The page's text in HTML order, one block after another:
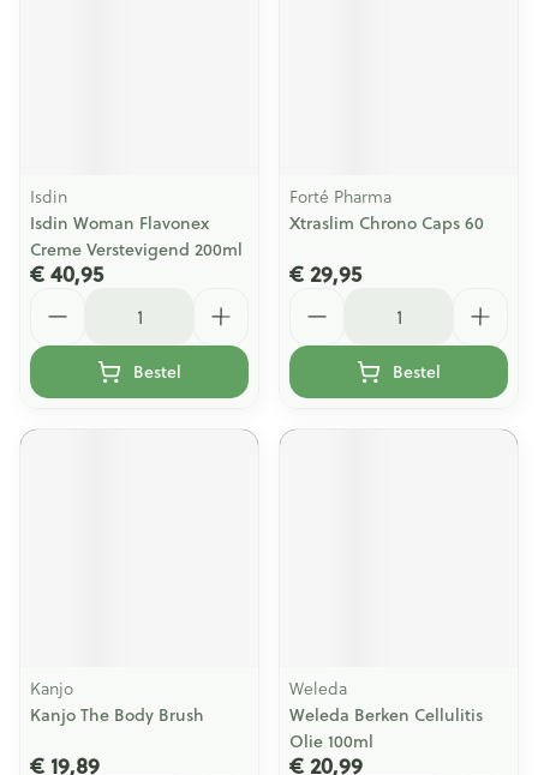
Isdin
Isdin Woman Flavonex
Creme Verstevigend 200ml
€ 40,95
Bestel
Forté Pharma
Xtraslim Chrono Caps 60
€ 29,95
Bestel
Kanjo
Kanjo The Body Brush
€ 19,89
Weleda
Weleda Berken Cellulitis
Olie 100ml
€ 20,99